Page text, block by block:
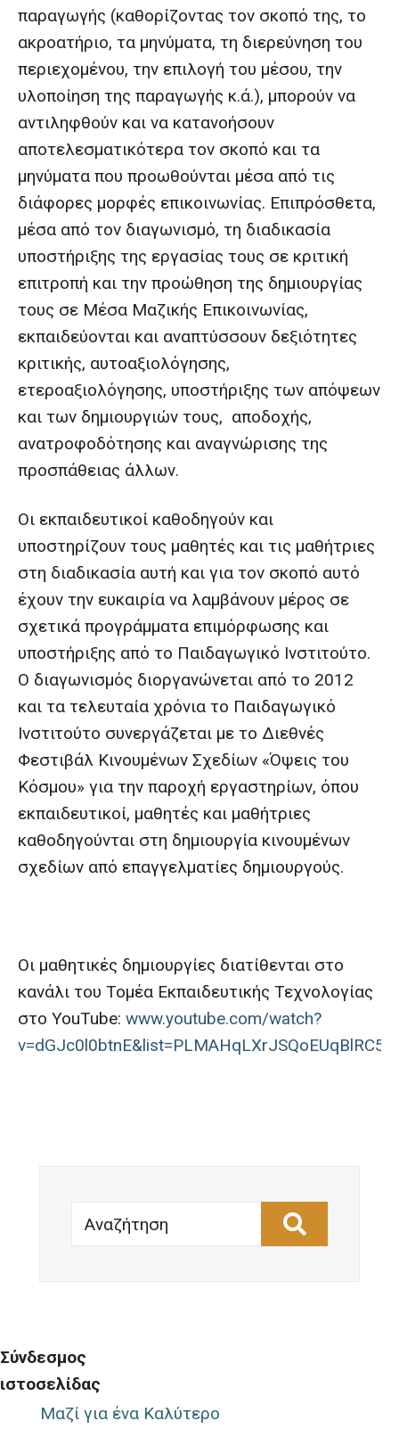
παραγωγής (καθορίζοντας τον σκοπό της, το
ακροατήριο, τα μηνύματα, τη διερεύνηση του
περιεχομένου, την επιλογή του μέσου, την
υλοποίηση της παραγωγής κ.ά.), μπορούν να
αντιληφθούν και να κατανοήσουν
αποτελεσματικότερα τον σκοπό και τα
μηνύματα που προωθούνται μέσα από τις
διάφορες μορφές επικοινωνίας. Επιπρόσθετα,
μέσα από τον διαγωνισμό, τη διαδικασία
υποστήριξης της εργασίας τους σε κριτική
επιτροπή και την προώθηση της δημιουργίας
τους σε Μέσα Μαζικής Επικοινωνίας,
εκπαιδεύονται και αναπτύσσουν δεξιότητες
κριτικής, αυτοαξιολόγησης,
ετεροαξιολόγησης, υποστήριξης των απόψεων
και των δημιουργιών τους, αποδοχής,
ανατροφοδότησης και αναγνώρισης της
προσπάθειας άλλων.
Οι εκπαιδευτικοί καθοδηγούν και
υποστηρίζουν τους μαθητές και τις μαθήτριες
στη διαδικασία αυτή και για τον σκοπό αυτό
έχουν την ευκαιρία να λαμβάνουν μέρος σε
σχετικά προγράμματα επιμόρφωσης και
υποστήριξης από το Παιδαγωγικό Ινστιτούτο.
Ο διαγωνισμός διοργανώνεται από το 2012
και τα τελευταία χρόνια το Παιδαγωγικό
Ινστιτούτο συνεργάζεται με το Διεθνές
Φεστιβάλ Κινουμένων Σχεδίων «Όψεις του
Κόσμου» για την παροχή εργαστηρίων, όπου
εκπαιδευτικοί, μαθητές και μαθήτριες
καθοδηγούνται στη δημιουργία κινουμένων
σχεδίων από επαγγελματίες δημιουργούς.
Οι μαθητικές δημιουργίες διατίθενται στο
κανάλι του Τομέα Εκπαιδευτικής Τεχνολογίας
στο YouTube: www.youtube.com/watch?
Αναζήτηση
Σύνδεσμος
ιστοσελίδας
Μαζί για ένα Καλύτερο